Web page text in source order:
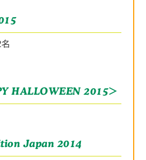
HALLOWEEN 2015＞
Japan 2014